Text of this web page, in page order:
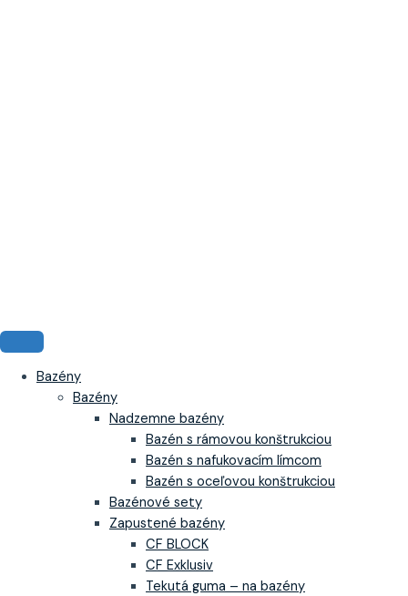
Bazény
Bazény
Nadzemne bazény
Bazén s rámovou konštrukciou
Bazén s nafukovacím límcom
Bazén s oceľovou konštrukciou
Bazénové sety
Zapustené bazény
CF BLOCK
CF Exklusiv
Tekutá guma – na bazény